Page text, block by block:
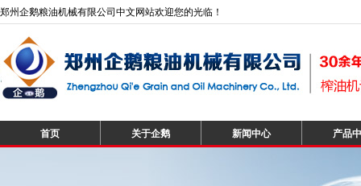
郑州企鹅粮油机械有限公司中文网站欢迎您的光临！
首页 关于企鹅 新闻中心 产品